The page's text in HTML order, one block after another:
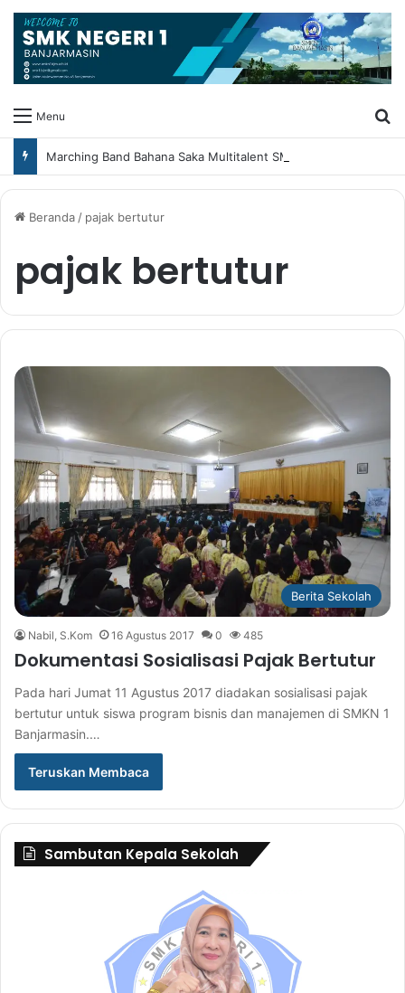
Menu
Beranda/ pajak bertutur
pajak bertutur
Berita Sekolah
Nabil, S.Kom 16 Agustus 2017 0 485
Dokumentasi Sosialisasi Pajak Bertutur
Pada hari Jumat 11 Agustus 2017 diadakan sosialisasi pajak
bertutur untuk siswa program bisnis dan manajemen di SMKN 1
Banjarmasin.…
Teruskan Membaca
Sambutan Kepala Sekolah